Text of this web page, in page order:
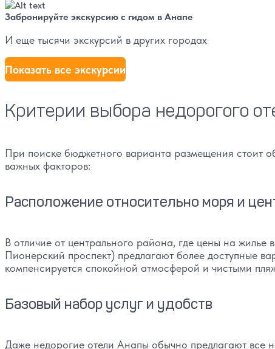
Забронируйте экскурсию с гидом в Анапе
И еще тысячи экскурсий в других городах
Показать все экскурсии
Критерии выбора недорогого
При поиске бюджетного варианта размещения стоит
важных факторов:
Расположение относительно моря и
В отличие от центрального района, где цены на
Пионерский проспект) предлагают более доступные
компенсируется спокойной атмосферой и чистыми
Базовый набор услуг и удобств
Даже недорогие отели Анапы обычно предлагают все